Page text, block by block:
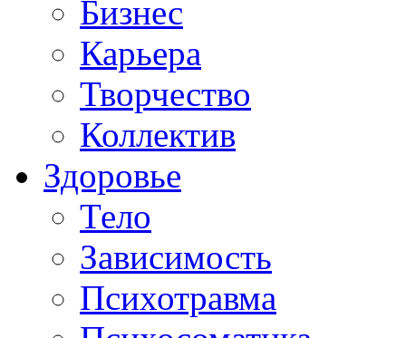
Бизнес
Карьера
Творчество
Коллектив
Здоровье
Тело
Зависимость
Психотравма